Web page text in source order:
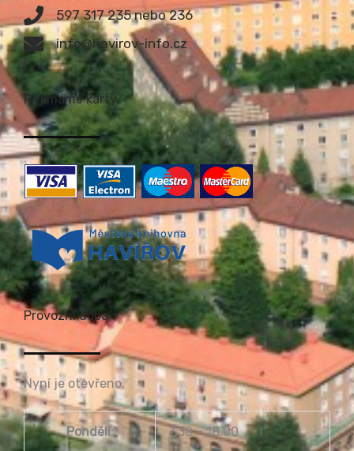
597 317 235 nebo 236
info@havirov-info.cz
Přijímáme karty
Provozní doba
Nyní je otevřeno.
Pondělí: 7.30 – 18.00